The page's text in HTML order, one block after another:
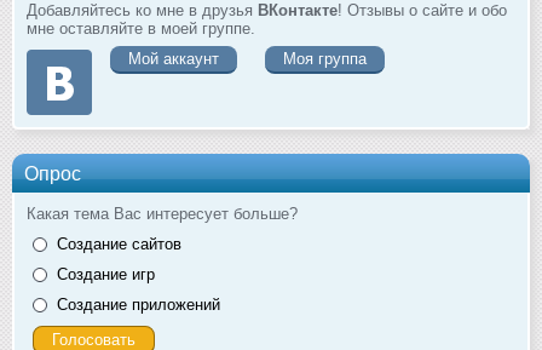
Добавляйтесь ко мне в друзья ВКонтакте! Отзывы о сайте и обо
мне оставляйте в моей группе.
Мой аккаунт
Моя группа
Опрос
Какая тема Вас интересует больше?
Создание сайтов
Создание игр
Создание приложений